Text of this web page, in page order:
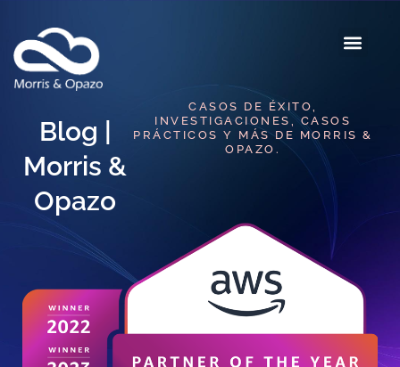
Blog |
Morris &
Opazo
CASOS DE ÉXITO,
INVESTIGACIONES, CASOS
PRÁCTICOS Y MÁS DE MORRIS &
OPAZO.